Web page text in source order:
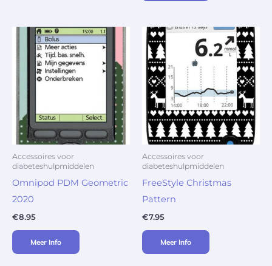
Accessoires voor
diabeteshulpmiddelen
Omnipod PDM Geometric
2020
€8.95
Meer Info
Accessoires voor
diabeteshulpmiddelen
FreeStyle Christmas
Pattern
€7.95
Meer Info